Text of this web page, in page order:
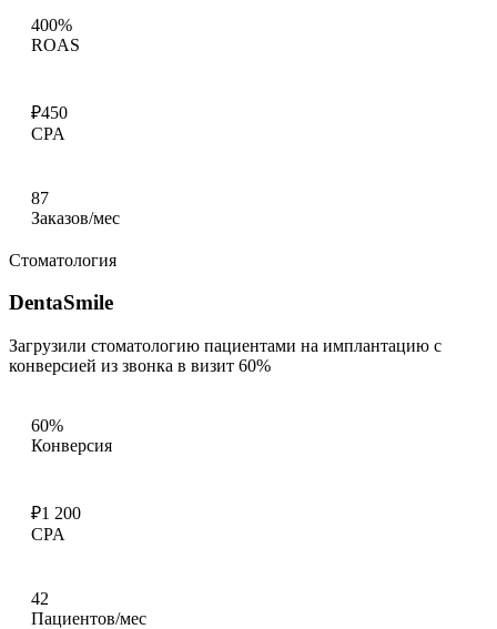
400%
ROAS
₽450
CPA
87
Заказов/мес
Стоматология
DentaSmile
Загрузили стоматологию пациентами на имплантацию с
конверсией из звонка в визит 60%
60%
Конверсия
₽1 200
CPA
42
Пациентов/мес